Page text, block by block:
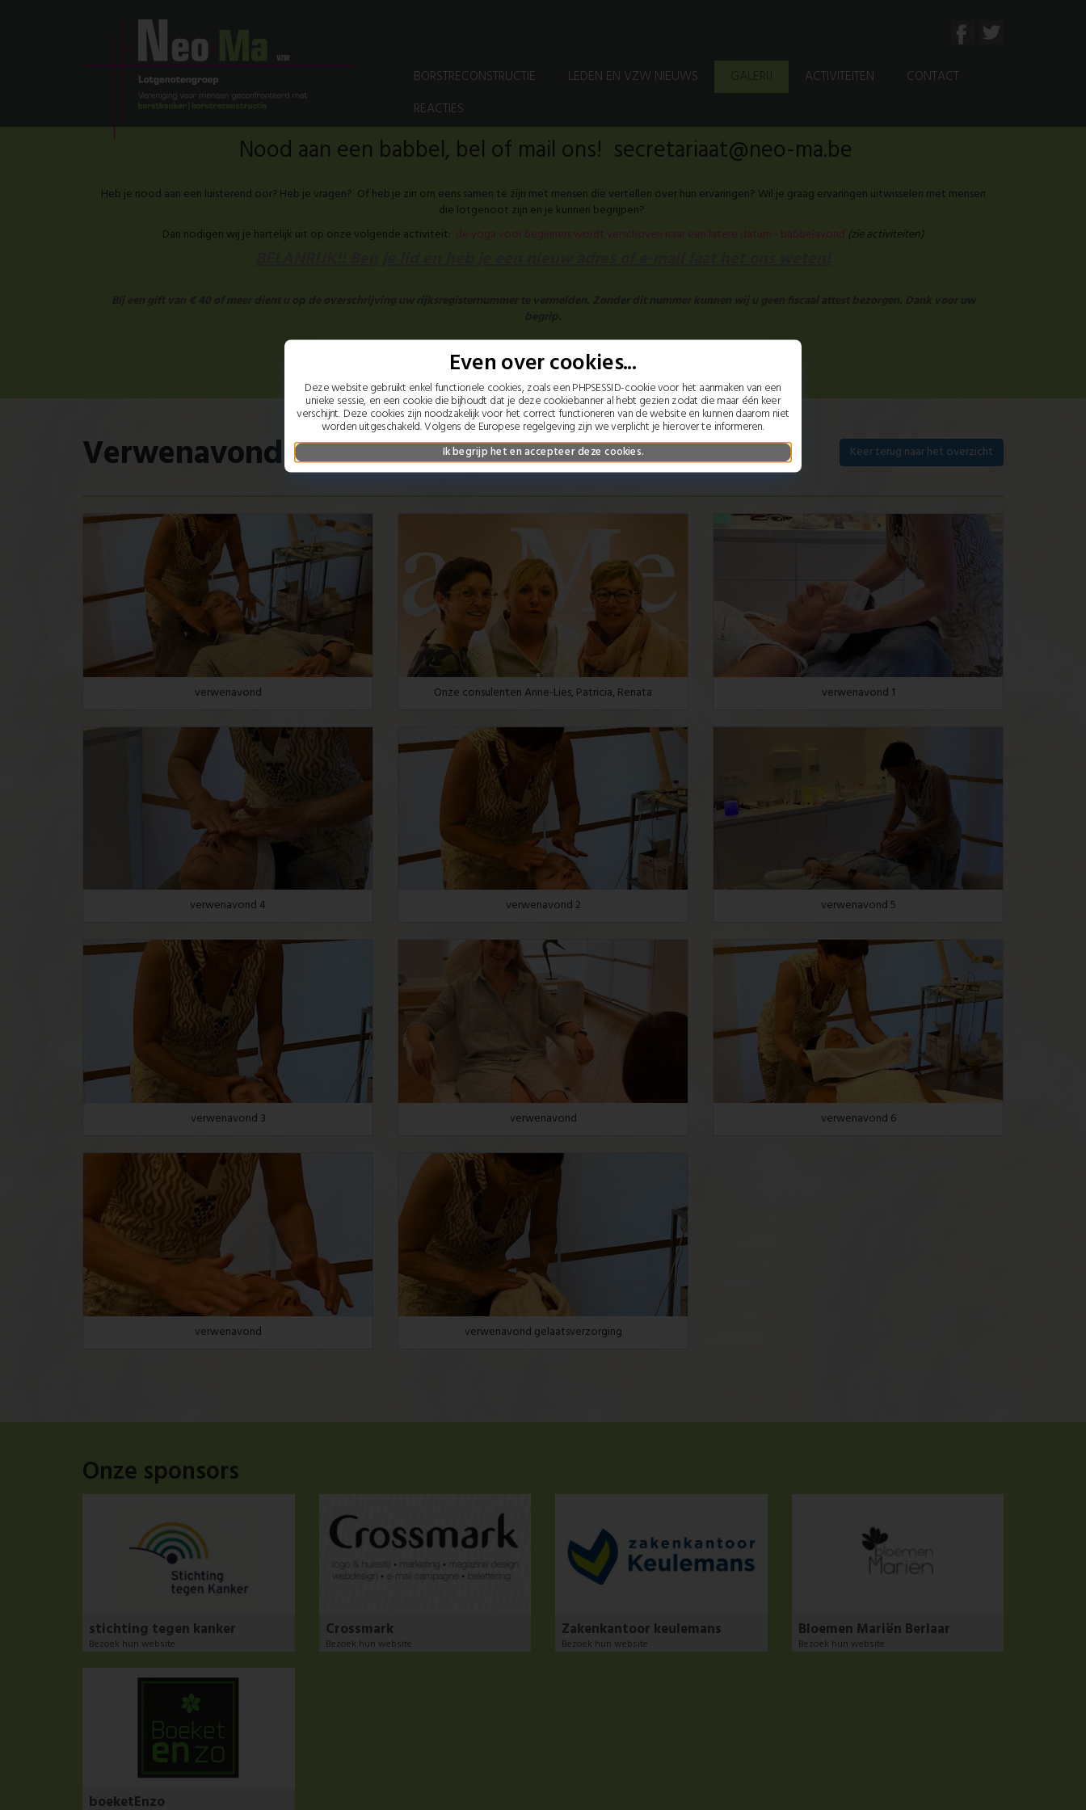
BORSTRECONSTRUCTIE LEDEN EN VZW NIEUWS GALERIJ ACTIVITEITEN
CONTACT
REACTIES
Nood aan een babbel, bel of mail ons! secretariaat@neo-ma.be
Heb je nood aan een luisterend oor? Heb je vragen? Of heb je zin om eens samen te zijn met mensen die vertellen over hun ervaringen? Wil je graag ervaringen uitwisselen met mensen
die lotgenoot zijn en je kunnen begrijpen?
Dan nodigen wij je hartelijk uit op onze volgende activiteit: de yoga voor beginners wordt verschoven naar een latere datum - babbelavond (zie activiteiten)
Verwenavond Keer terug naar het overzicht
verwenavond Onze consulenten Anne-Lies, Patricia, Renata verwenavond 1
verwenavond 4 verwenavond 2 verwenavond 5
verwenavond 3 verwenavond verwenavond 6
verwenavond verwenavond gelaatsverzorging
Onze sponsors
stichting tegen kanker
Bezoek hun website
Crossmark
Bezoek hun website
Zakenkantoor keulemans
Bezoek hun website
Bloemen Mariën Berlaar
Bezoek hun website
boeketEnzo
Even over cookies...
Deze website gebruikt enkel functionele cookies, zoals een PHPSESSID-cookie voor het aanmaken van een
unieke sessie, en een cookie die bijhoudt dat je deze cookiebanner al hebt gezien zodat die maar één keer
verschijnt. Deze cookies zijn noodzakelijk voor het correct functioneren van de website en kunnen daarom niet
worden uitgeschakeld. Volgens de Europese regelgeving zijn we verplicht je hierover te informeren.
Ik begrijp het en accepteer deze cookies.